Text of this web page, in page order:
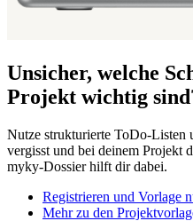
Unsicher, welche
Projekt wichtig
Nutze strukturierte ToDo-Listen
vergisst und bei deinem Projekt
myky-Dossier hilft dir dabei.
Registrieren und Vorlage
Mehr zu den